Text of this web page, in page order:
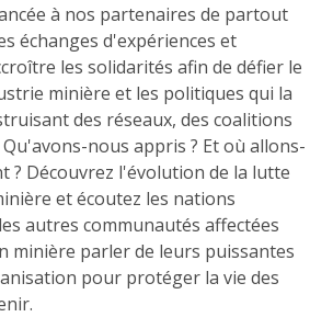
à nos partenaires de partout
échanges d'expériences et
les solidarités afin de défier le
minière et les politiques qui la
des réseaux, des coalitions
nous appris ? Et où allons-
? Découvrez l'évolution de la lutte
et écoutez les nations
autres communautés affectées
minière parler de leurs puissantes
pour protéger la vie des